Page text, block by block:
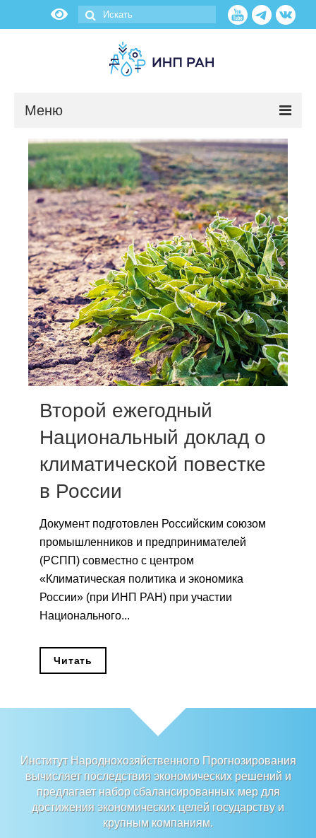
Меню
Новости
О нас
Об институте
Научные подразделения
Администрация
Сотрудники
Отчетность
Противодействие коррупции
Материалы для СМИ
Публикации
Научная жизнь
Издания
Проблемы прогнозирования
О журнале
Номера журналов
Общие требования
Стандарты оформления
Научные труды
О журнале
Второй ежегодный
Национальный доклад о
климатической повестке
в России
Документ подготовлен Российским союзом
промышленников и предпринимателей
(РСПП) совместно с центром
«Климатическая политика и экономика
России» (при ИНП РАН) при участии
Национального...
Читать
Институт Народнохозяйственного Прогнозирования
вычисляет последствия экономических решений и
предлагает набор сбалансированных мер для
достижения экономических целей государству и
крупным компаниям.